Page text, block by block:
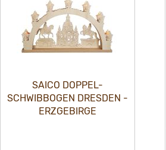
SAICO DOPPEL-
SCHWIBBOGEN DRESDEN -
ERZGEBIRGE